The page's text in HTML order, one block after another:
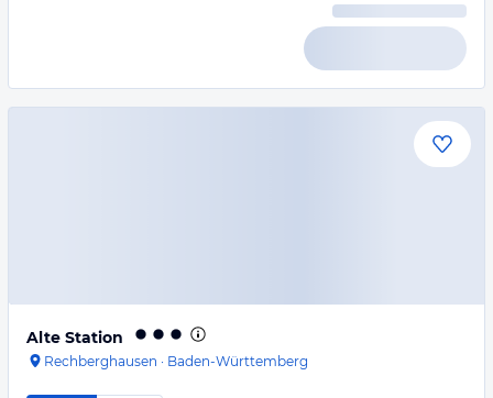
Alte Station
Rechberghausen · Baden-Württemberg